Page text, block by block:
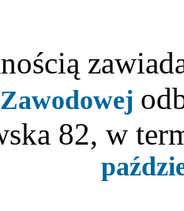
Zawodowej
82, w